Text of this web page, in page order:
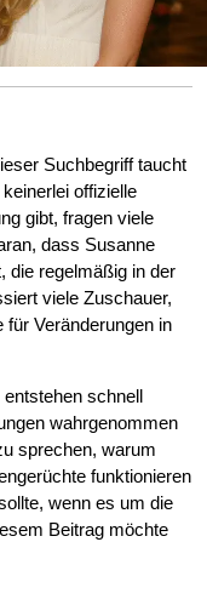
Suchbegriff taucht
offizielle
gibt, fragen viele
dass Susanne
die regelmäßig in der
viele Zuschauer,
Veränderungen in
schnell
wahrgenommen
sprechen, warum
funktionieren
wenn es um die
Beitrag möchte